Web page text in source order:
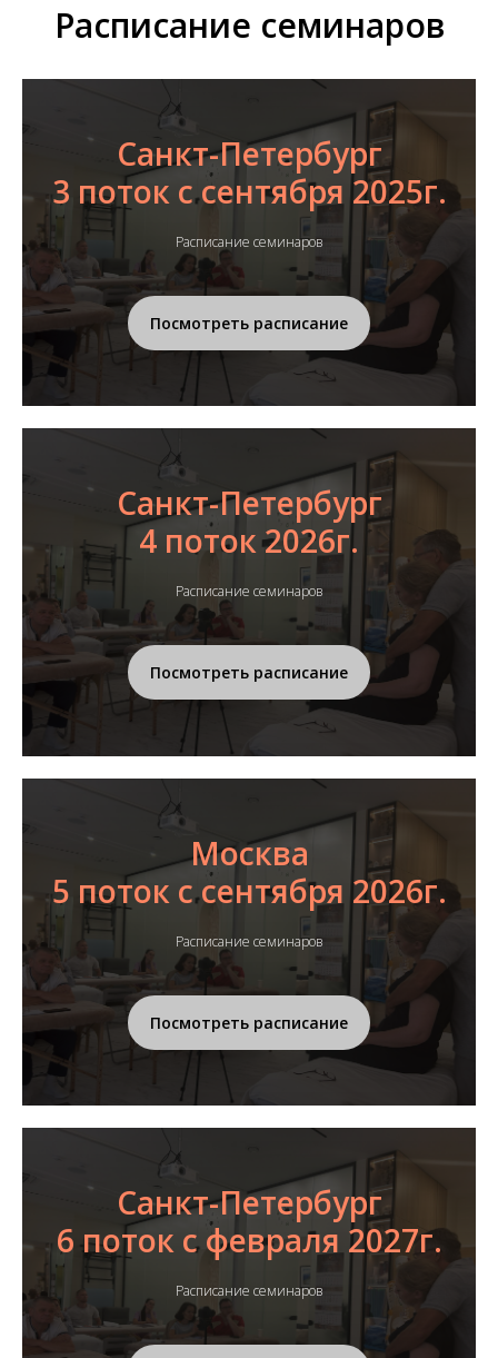
Расписание семинаров
Санкт-Петербург
3 поток с сентября 2025г.
Расписание семинаров
Посмотреть расписание
Санкт-Петербург
4 поток 2026г.
Расписание семинаров
Посмотреть расписание
Москва
5 поток с сентября 2026г.
Расписание семинаров
Посмотреть расписание
Санкт-Петербург
6 поток с февраля 2027г.
Расписание семинаров